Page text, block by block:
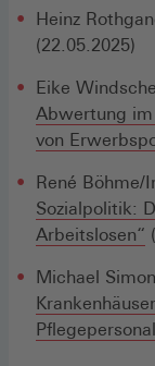
Heinz
(22.05.2025)
Eike
Abwertung
von
René Böhme/
Sozialpolitik:
Arbeitslosen“
Michael